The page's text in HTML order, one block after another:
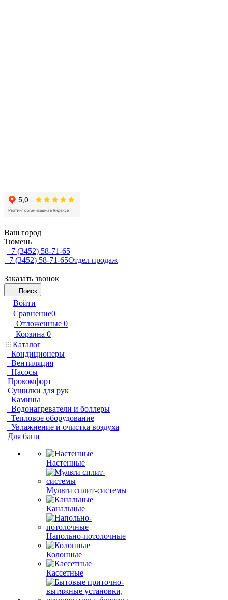
Ваш город
Тюмень
+7 (3452) 58-71-65
+7 (3452) 58-71-65Отдел продаж
Заказать звонок
Поиск
Войти
Сравнение0
Отложенные 0
Корзина 0
Каталог
Кондиционеры
Вентиляция
Насосы
Прокомфорт
Сушилки для рук
Камины
Водонагреватели и боллеры
Тепловое оборудование
Увлажнение и очистка воздуха
Для бани
Настенные
Мульти сплит-системы
Канальные
Напольно-потолочные
Колонные
Кассетные